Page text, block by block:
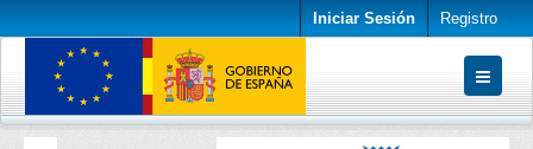
Iniciar Sesión Registro
Conjuntos de datos